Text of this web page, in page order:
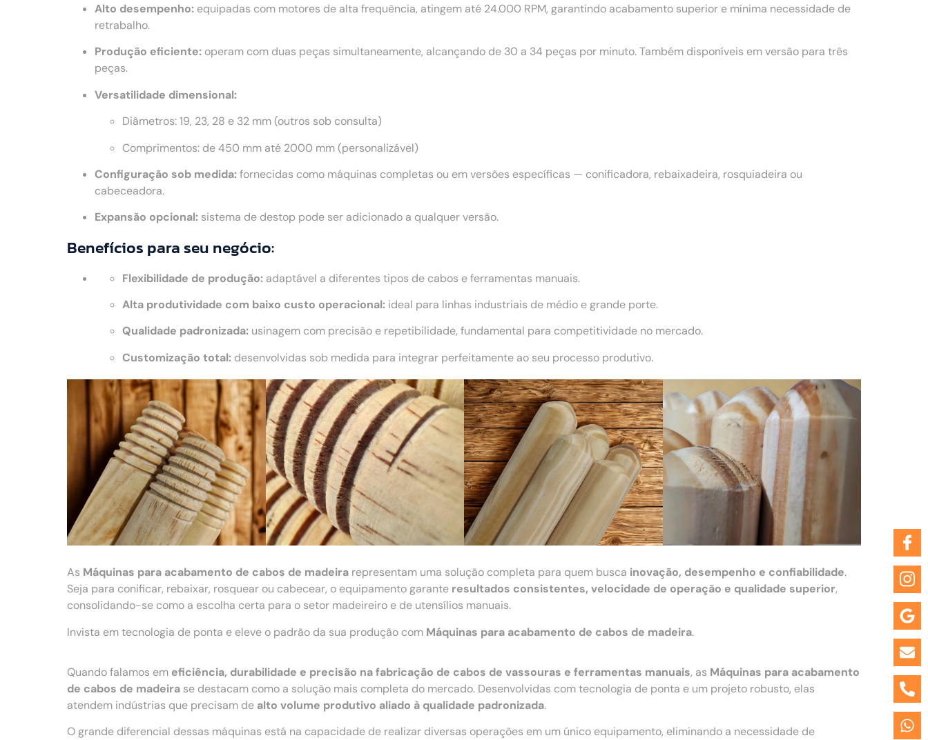
Alto desempenho: equipadas com motores de alta frequência, atingem até 24.000 RPM, garantindo acabamento superior e mínima necessidade de
retrabalho.
Produção eficiente: operam com duas peças simultaneamente, alcançando de 30 a 34 peças por minuto. Também disponíveis em versão para três
peças.
Versatilidade dimensional:
Diâmetros: 19, 23, 28 e 32 mm (outros sob consulta)
Comprimentos: de 450 mm até 2000 mm (personalizável)
Configuração sob medida:fornecidas como máquinas completas ou em versões específicas — conificadora, rebaixadeira, rosquiadeira ou
cabeceadora.
Expansão opcional: sistema de destop pode ser adicionado a qualquer versão.
Benefícios para seu negócio:
Flexibilidade de produção: adaptável a diferentes tipos de cabos e ferramentas manuais.
Alta produtividade com baixo custo operacional: ideal para linhas industriais de médio e grande porte.
Qualidade padronizada: usinagem com precisão e repetibilidade, fundamental para competitividade no mercado.
Customização total: desenvolvidas sob medida para integrar perfeitamente ao seu processo produtivo.
As Máquinas para acabamento de cabos de madeira representam uma solução completa para quem busca inovação, desempenho e confiabilidade.
Seja para conificar, rebaixar, rosquear ou cabecear, o equipamento garante resultados consistentes, velocidade de operação e qualidade superior,
consolidando-se como a escolha certa para o setor madeireiro e de utensílios manuais.
Invista em tecnologia de ponta e eleve o padrão da sua produção com Máquinas para acabamento de cabos de madeira.
Quando falamos em eficiência, durabilidade e precisão na fabricação de cabos de vassouras e ferramentas manuais, as Máquinas para acabamento
de cabos de madeira se destacam como a solução mais completa do mercado. Desenvolvidas com tecnologia de ponta e um projeto robusto, elas
atendem indústrias que precisam de alto volume produtivo aliado à qualidade padronizada.
O grande diferencial dessas máquinas está na capacidade de realizar diversas operações em um único equipamento, eliminando a necessidade de